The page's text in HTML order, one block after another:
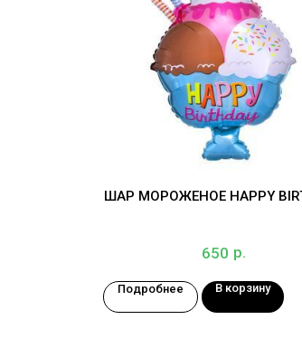
ШАР МОРОЖЕНОЕ HAPPY
650 р.
Подробнее В корзину